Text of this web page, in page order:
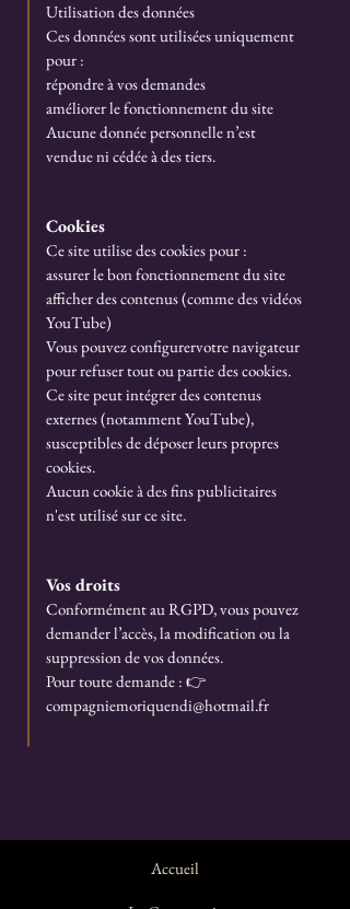
Utilisation des données
Ces données sont utilisées uniquement
pour :
répondre à vos demandes
améliorer le fonctionnement du site
Aucune donnée personnelle n’est
vendue ni cédée à des tiers.
Cookies
Ce site utilise des cookies pour :
assurer le bon fonctionnement du site
afficher des contenus (comme des vidéos
YouTube)
Vous pouvez configurervotre navigateur
pour refuser tout ou partie des cookies.
Ce site peut intégrer des contenus
externes (notamment YouTube),
susceptibles de déposer leurs propres
cookies.
Aucun cookie à des fins publicitaires
n'est utilisé sur ce site.
Vos droits
Conformément au RGPD, vous pouvez
demander l’accès, la modification ou la
suppression de vos données.
Pour toute demande : 👉
compagniemoriquendi@hotmail.fr
Accueil